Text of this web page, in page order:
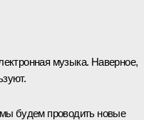
музыка. Наверное,
будем проводить новые